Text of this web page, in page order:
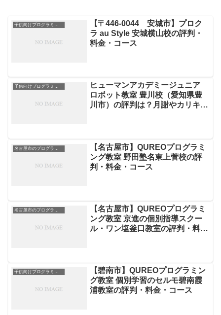
子供向けプログラミングスクール
【〒446-0044 安城市】プロク
ラ au Style 安城横山校の評判・
料金・コース
子供向けプログラミングスクール
ヒューマンアカデミージュニア
ロボット教室 豊川校（愛知県豊
川市）の評判は？月謝やカリキュ
【名古屋市】QUREOプログラミ
ング教室 野田塾名東上菅校の評
判・料金・コース
【名古屋市】QUREOプログラミ
ング教室 京進の個別指導スクー
ル・ワン塩釜口教室の評判・料
子供向けプログラミングスクール
【碧南市】QUREOプログラミン
グ教室 個別学習のセルモ碧南霞
浦教室の評判・料金・コース